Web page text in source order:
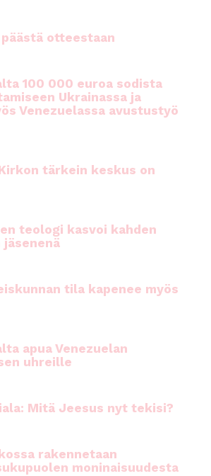
otteestaan
100 000 euroa sodista
Ukrainassa ja
Venezuelassa avustustyö
tärkein keskus on
teologi kasvoi kahden
tila kapenee myös
apua Venezuelan
uhreille
Mitä Jeesus nyt tekisi?
rakennetaan
moninaisuudesta